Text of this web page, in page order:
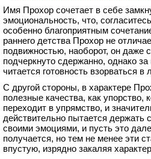
Имя Прохор сочетает в себе
эмоциональность, что,
особенно благоприятным
раннего детства Прохор не
подвижностью, наоборот, он даже
подчеркнуто сдержанно, однако
читается готовность взорваться
С другой стороны, в характере
полезные качества, как упорство,
переходит в упрямство, и
действительно пытается держать
своими эмоциями, и пусть это
получается, но тем не менее эти
впустую, изрядно закаляя